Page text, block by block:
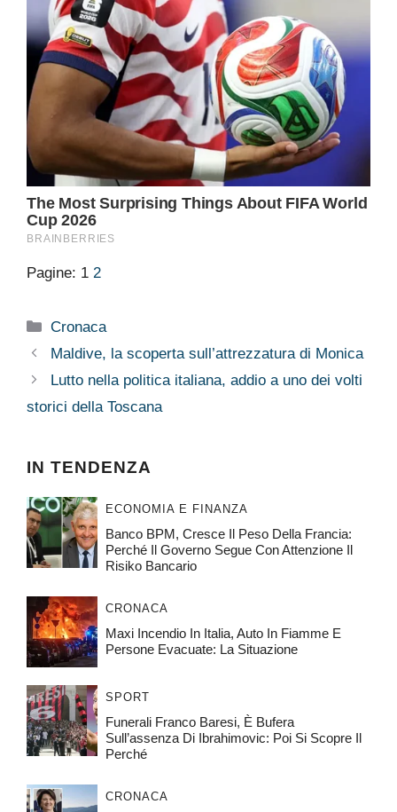
Pagine: 1 2
Categorie
Cronaca
Maldive, la scoperta sull’attrezzatura di Monica
Lutto nella politica italiana, addio a uno dei volti
storici della Toscana
IN TENDENZA
ECONOMIA E FINANZA
Banco BPM, Cresce Il Peso Della Francia:
Perché Il Governo Segue Con Attenzione Il
Risiko Bancario
CRONACA
Maxi Incendio In Italia, Auto In Fiamme E
Persone Evacuate: La Situazione
SPORT
Funerali Franco Baresi, È Bufera
Sull’assenza Di Ibrahimovic: Poi Si Scopre Il
Perché
CRONACA